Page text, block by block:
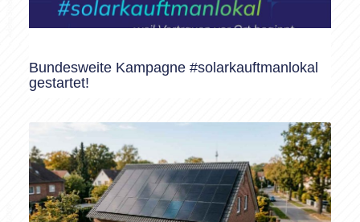
Bundesweite Kampagne #solarkauftmanlokal
gestartet!